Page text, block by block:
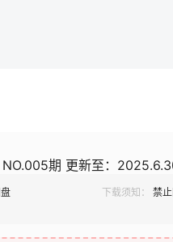
期 更新至：
下载须知：
禁